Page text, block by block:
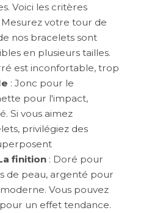
Voici les critères
Mesurez votre tour de
nos bracelets sont
en plusieurs tailles.
est inconfortable, trop
: Jonc pour le
pour l'impact,
Si vous aimez
privilégiez des
finition : Doré pour
de peau, argenté pour
Vous pouvez
un effet tendance.